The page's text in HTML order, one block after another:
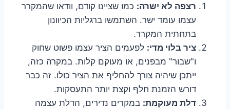
רצפה לא ישרה: כמו שציינו קודם, וודאו שהמקרר
עצמו עומד ישר. השתמשו ברגליות הכיוונון
בתחתית המקרר.
ציר בלוי מדי: לפעמים הציר עצמו פשוט שחוק
ו"שבור" מבפנים, או מעוקם קלות. במקרה כזה,
ייתכן שיהיה צורך להחליף את הציר כולו. זה כבר
דורש הזמנת חלף וקצת יותר התעסקות.
דלת מעוקמת: במקרים נדירים, הדלת עצמה